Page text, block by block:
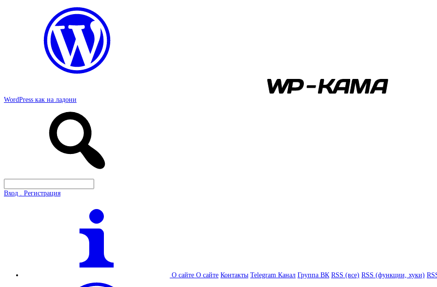
WordPress как на ладони
Вход . Регистрация
О сайте О сайте Контакты Telegram Канал Группа ВК RSS (все) RSS (функции, хуки)